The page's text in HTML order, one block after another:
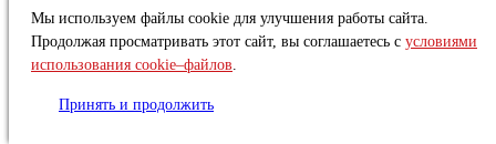
Двупольная противопожарная дверь с квадратным
остеклением ДПМО-2 EIW 60
Под заказ
Огнестойкость: EI-60
Конструкция: Двупольная
Мы используем файлы cookie для улучшения работы сайта.
Продолжая просматривать этот сайт, вы соглашаетесь с условиями
использования cookie–файлов.
Принять и продолжить